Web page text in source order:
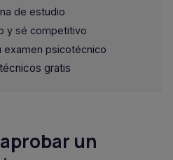
de estudio
y sé competitivo
examen psicotécnico
gratis
un